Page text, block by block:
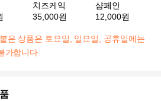
치즈케익
35,000원
샴페인
12,000원
은 상품은 토요일, 일요일, 공휴일에는
가합니다.